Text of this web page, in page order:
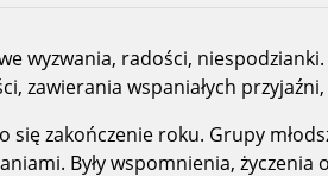
wyzwania, radości,
zawierania wspaniałych
zakończenie roku. Grupy
Były wspomnienia,